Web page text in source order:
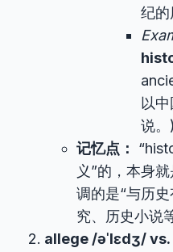
纪的
以
说。)
记忆点：
义”的，本身
调的是“与历
究、历史小说
allege /əˈlɛdʒ/ vs.